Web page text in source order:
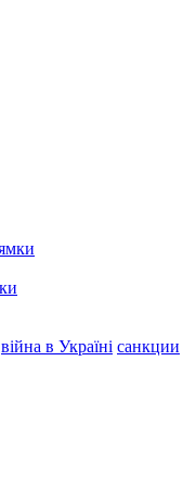
війна в Україні санкции